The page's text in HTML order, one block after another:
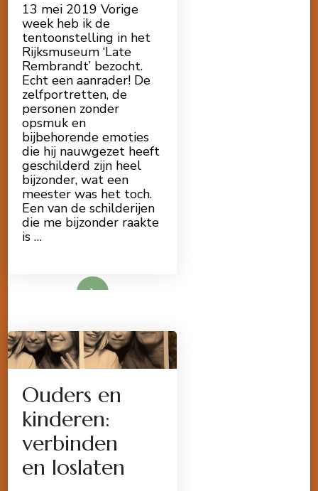
13 mei 2019 Vorige
week heb ik de
tentoonstelling in het
Rijksmuseum ‘Late
Rembrandt’ bezocht.
Echt een aanrader! De
zelfportretten, de
personen zonder
opsmuk en
bijbehorende emoties
die hij nauwgezet heeft
geschilderd zijn heel
bijzonder, wat een
meester was het toch.
Een van de schilderijen
die me bijzonder raakte
is …
Ouders en
kinderen:
verbinden
en loslaten